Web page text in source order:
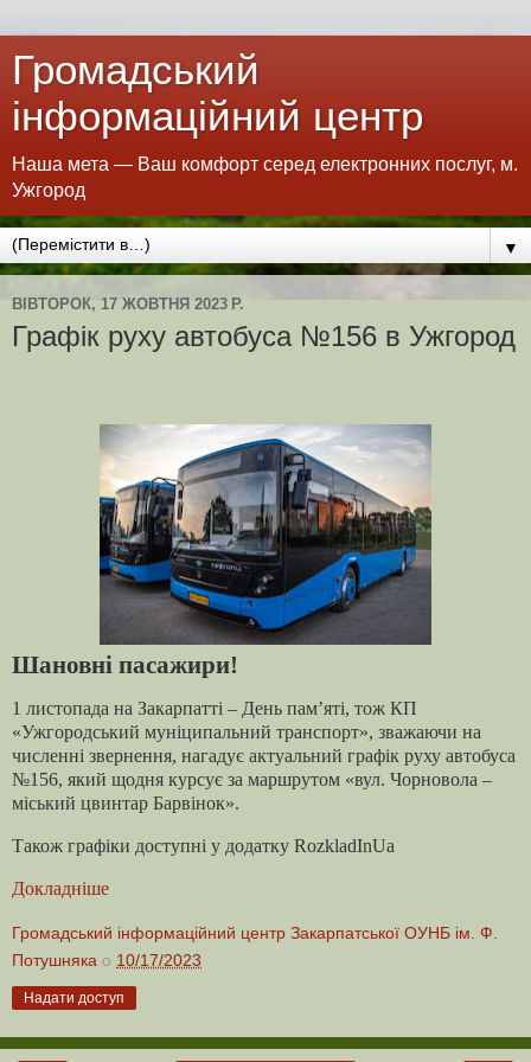
Громадський
інформаційний центр
Наша мета — Ваш комфорт серед електронних послуг, м.
Ужгород
▼
ВІВТОРОК, 17 ЖОВТНЯ 2023 Р.
Графік руху автобуса №156 в Ужгород
Шановні пасажири!
1 листопада на Закарпатті – День пам’яті, тож КП
«Ужгородський муніципальний транспорт», зважаючи на
численні звернення, нагадує актуальний графік руху автобуса
№156, який щодня курсує за маршрутом «вул. Чорновола –
міський цвинтар Барвінок».
Також графіки доступні у додатку RozkladInUa
Докладніше
Громадський інформаційний центр Закарпатської ОУНБ ім. Ф.
Потушняка о 10/17/2023
Надати доступ